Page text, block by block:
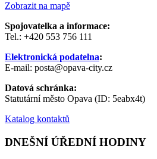
Zobrazit na mapě
Spojovatelka a informace:
Tel.: +420 553 756 111
Elektronická podatelna:
E-mail: posta@opava-city.cz
Datová schránka:
Statutární město Opava (ID: 5eabx4t)
Katalog kontaktů
DNEŠNÍ ÚŘEDNÍ HODINY